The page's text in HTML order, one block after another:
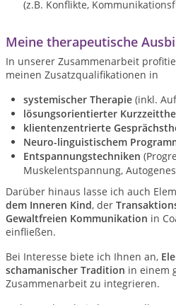
(z.B. Konflikte,
Meine therapeutische
In unserer Zusammenarbeit
meinen Zusatzqualifikationen in
systemischer Therapie (inkl.
lösungsorientierter
klientenzentrierte
Neuro-linguistischem
Entspannungstechniken
Muskelentspannung,
Darüber hinaus lasse ich auch
dem Inneren Kind, der
Gewaltfreien Kommunikation in
einfließen.
Bei Interesse biete ich Ihnen an,
schamanischer Tradition in einem
Zusammenarbeit zu integrieren.